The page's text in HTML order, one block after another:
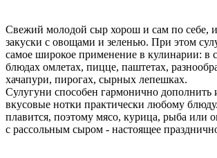
Свежий молодой сыр хорош и сам по себе, и
закуски с овощами и зеленью. При этом
самое широкое применение в кулинарии: в
блюдах омлетах, пицце, паштетах,
хачапури, пирогах, сырных лепешках.
Сулугуни способен гармонично дополнить
вкусовые нотки практически любому
плавится, поэтому мясо, курица, рыба или
с рассольным сыром - настоящее